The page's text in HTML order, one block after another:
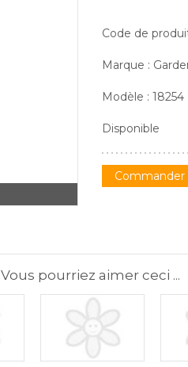
Code de
Marque :
Modèle : 18254
Disponible
Vous pourriez aimer ceci ...